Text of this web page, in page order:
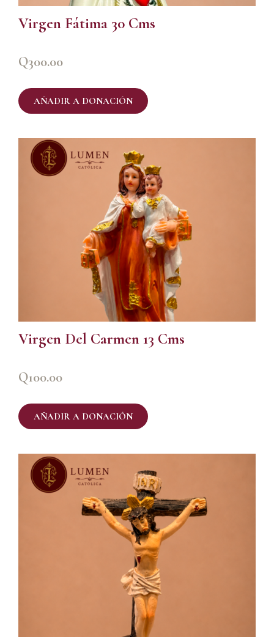
Virgen Fátima 30 Cms
Q300.00
AÑADIR A DONACIÓN
Virgen Del Carmen 13 Cms
Q100.00
AÑADIR A DONACIÓN